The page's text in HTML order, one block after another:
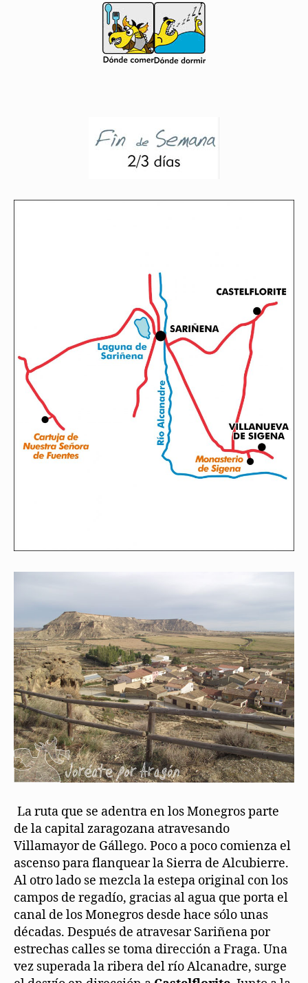
La ruta que se adentra en los Monegros parte
de la capital zaragozana atravesando
Villamayor de Gállego. Poco a poco comienza el
ascenso para flanquear la Sierra de Alcubierre.
Al otro lado se mezcla la estepa original con los
campos de regadío, gracias al agua que porta el
canal de los Monegros desde hace sólo unas
décadas. Después de atravesar Sariñena por
estrechas calles se toma dirección a Fraga. Una
vez superada la ribera del río Alcanadre, surge